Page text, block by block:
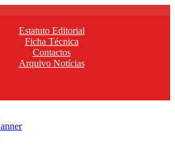
Estatuto Editorial
Ficha Técnica
Contactos
Arquivo Notícias